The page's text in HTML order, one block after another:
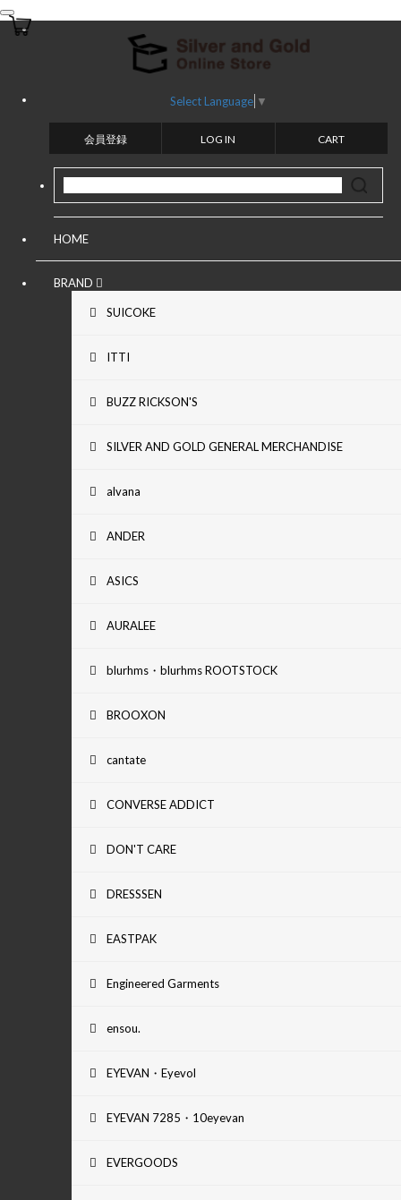
toggle
navigation
Select Language ▼
会員登録 LOG IN CART
HOME
BRAND
SUICOKE
ITTI
BUZZ RICKSON'S
SILVER AND GOLD GENERAL MERCHANDISE
alvana
ANDER
ASICS
AURALEE
blurhms・blurhms ROOTSTOCK
BROOXON
cantate
CONVERSE ADDICT
DON'T CARE
DRESSSEN
EASTPAK
Engineered Garments
ensou.
EYEVAN・Eyevol
EYEVAN 7285・10eyevan
EVERGOODS